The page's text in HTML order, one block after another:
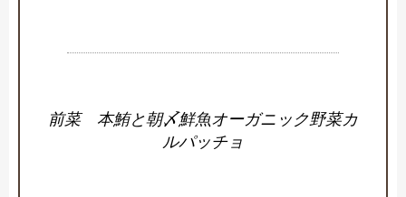
前菜 本鮪と朝〆鮮魚オーガニック野菜カ
ルパッチョ